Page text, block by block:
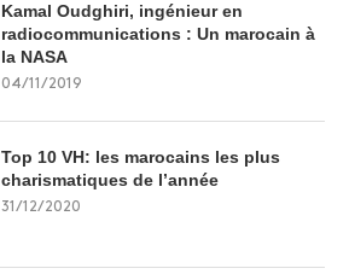
Kamal Oudghiri, ingénieur en
radiocommunications : Un marocain à
la NASA
04/11/2019
Top 10 VH: les marocains les plus
charismatiques de l’année
31/12/2020